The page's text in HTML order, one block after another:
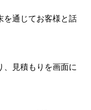
を通じてお客様と話
、見積もりを画面に